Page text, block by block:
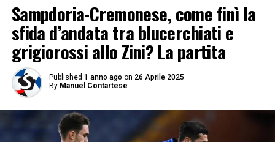
Sampdoria-Cremonese, come finì la
sfida d’andata tra blucerchiati e
grigiorossi allo Zini? La partita
Published 1 anno ago on 26 Aprile 2025
By Manuel Contartese